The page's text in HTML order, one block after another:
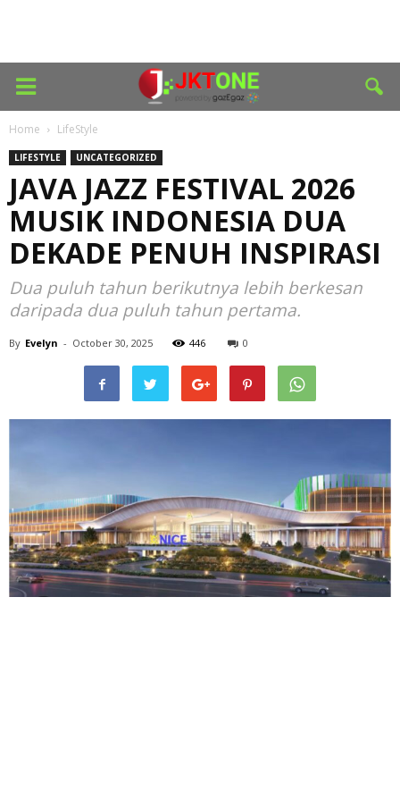
Home LifeStyle
LIFESTYLE UNCATEGORIZED
JAVA JAZZ FESTIVAL 2026
MUSIK INDONESIA DUA
DEKADE PENUH INSPIRASI
Dua puluh tahun berikutnya lebih berkesan
daripada dua puluh tahun pertama.
By Evelyn - October 30, 2025 446 0